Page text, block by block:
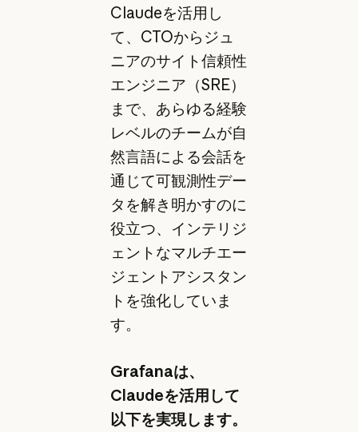
Claudeを活用し
て、CTOからジュ
ニアのサイト信頼性
エンジニア（SRE）
まで、あらゆる経験
レベルのチームが自
然言語による会話を
通じて可観測性デー
タを解き明かすのに
役立つ、インテリジ
ェントなマルチエー
ジェントアシスタン
トを強化していま
す。
Grafanaは、
Claudeを活用して
以下を実現します。